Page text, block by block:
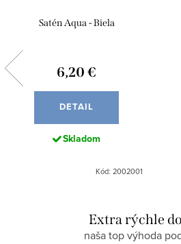
Satén Aqua - Biela
6,20 €
DETAIL
Skladom
Kód: 2002001
Extra rýchle
naša top výhoda